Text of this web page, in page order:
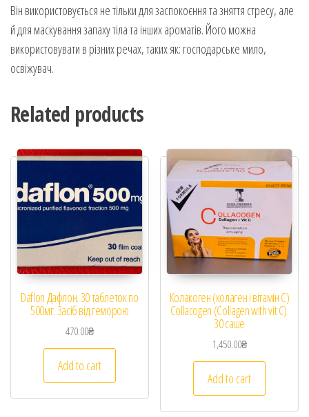
Він використовується не тільки для заспокоєння та зняття стресу, але
й для маскування запаху тіла та інших ароматів. Його можна
використовувати в різних речах, таких як: господарське мило,
освіжувач.
Related products
Daflon Дафлон. 30 таблеток по
500мг. Засіб від геморою
470.00₴
Add to cart
Колакоген (колаген і вітамін С)
Collacogen (Collagen with vit C).
30 саше
1,450.00₴
Add to cart